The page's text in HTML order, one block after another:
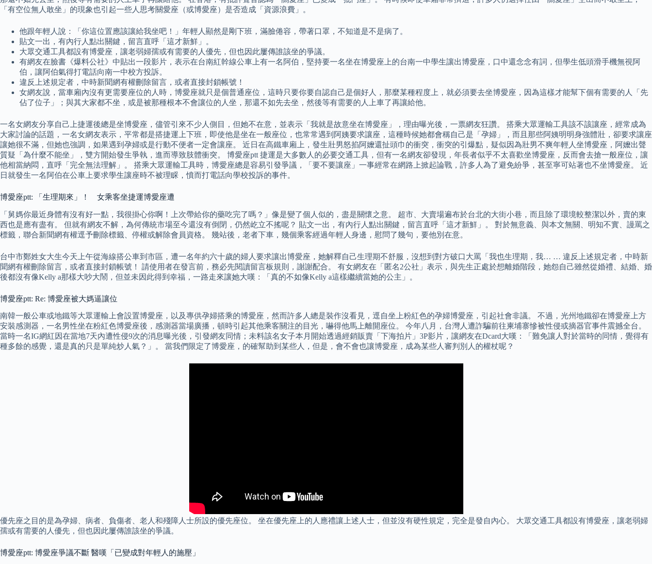
「有空位無人敢坐」的現象也引起一些人思考關愛座（或博愛座）是否造成「資源浪費」。
他跟年輕人說：「你這位置應該讓給我坐吧！」年輕人顯然是剛下班，滿臉倦容，帶著口罩，不知道是不是病了。
貼文一出，有內行人點出關鍵，留言直呼「這才新鮮」。
大眾交通工具都設有博愛座，讓老弱婦孺或有需要的人優先，但也因此屢傳誰該坐的爭議。
有網友在臉書《爆料公社》中貼出一段影片，表示在台南紅幹線公車上有一名阿伯，堅持要一名坐在博愛座上的台南一中學生讓出博愛座，口中還念念有詞，但學生低頭滑手機無視阿
伯，讓阿伯氣得打電話向南一中校方投訴。
違反上述規定者，中時新聞網有權刪除留言，或者直接封鎖帳號！
女網友說，當車廂內沒有更需要座位的人時，博愛座就只是個普通座位，這時只要你要自認自己是個好人，那麼某種程度上，就必須要去坐博愛座，因為這樣才能幫下個有需要的人「先
佔了位子」；與其大家都不坐，或是被那種根本不會讓位的人坐，那還不如先去坐，然後等有需要的人上車了再讓給他。
一名女網友分享自己上捷運後總是坐博愛座，儘管引來不少人側目，但她不在意，並表示「我就是故意坐在博愛座」，理由曝光後，一票網友狂讚。 搭乘大眾運輸工具該不該讓座，經常成為
大家討論的話題，一名女網友表示，平常都是搭捷運上下班，即使他是坐在一般座位，也常常遇到阿姨要求讓座，這種時候她都會稱自己是「孕婦」，而且那些阿姨明明身強體壯，卻要求讓座
讓她很不滿，但她也強調，如果遇到孕婦或是行動不便者一定會讓座。 近日在高鐵車廂上，發生壯男怒掐阿嬤還扯頭巾的衝突，衝突的引爆點，疑似因為壯男不爽年輕人坐博愛座，阿嬤出聲
質疑「為什麼不能坐」，雙方開始發生爭執，進而導致肢體衝突。 博愛座ptt 捷運是大多數人的必要交通工具，但有一名網友卻發現，年長者似乎不太喜歡坐博愛座，反而會去搶一般座位，讓
他相當納悶，直呼「完全無法理解」。 搭乘大眾運輸工具時，博愛座總是容易引發爭議，「要不要讓座」一事經常在網路上掀起論戰，許多人為了避免紛爭，甚至寧可站著也不坐博愛座。 近
日就發生一名阿伯在公車上要求學生讓座時不被理睬，憤而打電話向學校投訴的事件。
博愛座ptt: 「生理期來」！ 女乘客坐捷運博愛座遭
「舅媽你最近身體有沒有好一點，我很掛心你啊！上次帶給你的藥吃完了嗎？」像是變了個人似的，盡是關懷之意。 超市、大賣場遍布於台北的大街小巷，而且除了環境較整潔以外，賣的東
西也是應有盡有。 但就有網友不解，為何傳統市場至今還沒有倒閉，仍然屹立不搖呢？ 貼文一出，有內行人點出關鍵，留言直呼「這才新鮮」。 對於無意義、與本文無關、明知不實、謾罵之
標籤，聯合新聞網有權逕予刪除標籤、停權或解除會員資格。 幾站後，老者下車，幾個乘客經過年輕人身邊，慰問了幾句，要他別在意。
台中市鄭姓女大生今天上午從海線搭公車到市區，遭一名年約六十歲的婦人要求讓出博愛座，她解釋自己生理期不舒服，沒想到對方破口大罵「我也生理期，我… … 違反上述規定者，中時新
聞網有權刪除留言，或者直接封鎖帳號！ 請使用者在發言前，務必先閱讀留言板規則，謝謝配合。 有女網友在「匿名2公社」表示，與先生正處於想離婚階段，她怨自己雖然從婚禮、結婚、婚
後都沒有像Kelly a那樣大吵大鬧，但並未因此得到幸福，一路走來讓她大嘆：「真的不如像Kelly a這樣繼續當她的公主」。
博愛座ptt: Re: 博愛座被大媽逼讓位
南韓一般公車或地鐵等大眾運輸上會設置博愛座，以及專供孕婦搭乘的博愛座，然而許多人總是裝作沒看見，逕自坐上粉紅色的孕婦博愛座，引起社會非議。 不過，光州地鐵卻在博愛座上方
安裝感測器，一名男性坐在粉紅色博愛座後，感測器當場廣播，頓時引起其他乘客關注的目光，嚇得他馬上離開座位。 今年八月，台灣人遭詐騙前往柬埔寨慘被性侵或摘器官事件震撼全台。
當時一名IG網紅因在當地7天內遭性侵9次的消息曝光後，引發網友同情；未料該名女子本月開始透過經銷販賣「下海拍片」3P影片，讓網友在Dcard大嘆：「難免讓人對於當時的同情，覺得有
種多餘的感覺，還是真的只是單純炒人氣？」。 當我們限定了博愛座，的確幫助到某些人，但是，會不會也讓博愛座，成為某些人審判別人的權杖呢？
優先座之目的是為孕婦、病者、負傷者、老人和殘障人士所設的優先座位。 坐在優先座上的人應禮讓上述人士，但並沒有硬性規定，完全是發自內心。 大眾交通工具都設有博愛座，讓老弱婦
孺或有需要的人優先，但也因此屢傳誰該坐的爭議。
博愛座ptt: 博愛座爭議不斷 醫嘆「已變成對年輕人的施壓」